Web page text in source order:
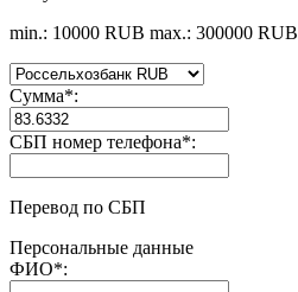
min.: 10000 RUB max.: 300000 RUB
Сумма*:
СБП номер телефона*:
Перевод по СБП
Персональные данные
ФИО*: